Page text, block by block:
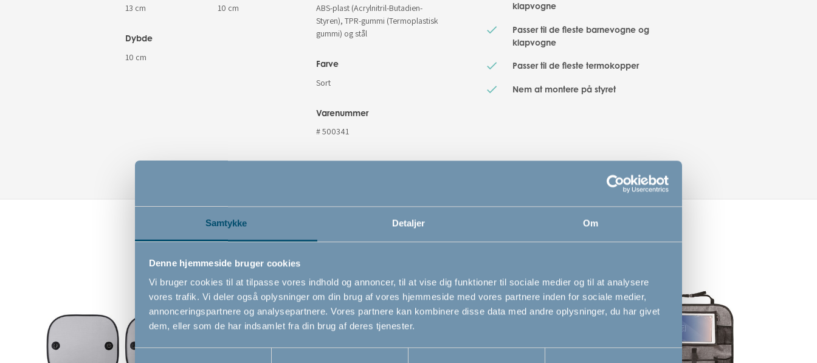
Samtykke Detaljer Om
Denne hjemmeside bruger cookies
Vi bruger cookies til at tilpasse vores indhold og annoncer, til at vise dig funktioner til sociale medier og til at analysere
vores trafik. Vi deler også oplysninger om din brug af vores hjemmeside med vores partnere inden for sociale medier,
annonceringspartnere og analysepartnere. Vores partnere kan kombinere disse data med andre oplysninger, du har givet
dem, eller som de har indsamlet fra din brug af deres tjenester.
13 cm 10 cm
Dybde
10 cm
ABS-plast (Acrylnitril-Butadien-
Styren), TPR-gummi (Termoplastisk
gummi) og stål
Farve
Sort
Varenummer
# 500341
klapvogne
Passer til de fleste barnevogne og
klapvogne
Passer til de fleste termokopper
Nem at montere på styret
Relaterede produkter